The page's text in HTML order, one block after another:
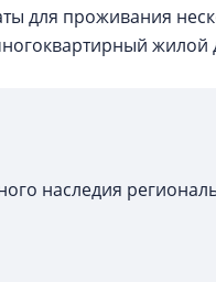
для проживания
жилой
наследия